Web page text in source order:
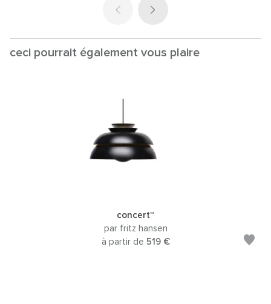
ceci pourrait également vous plaire
concert™
par fritz hansen
à partir de 519 €